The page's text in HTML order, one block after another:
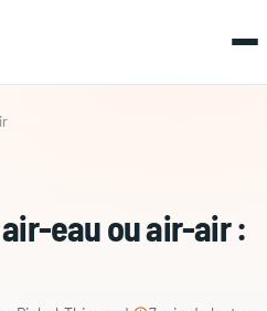
eau ou air-air :